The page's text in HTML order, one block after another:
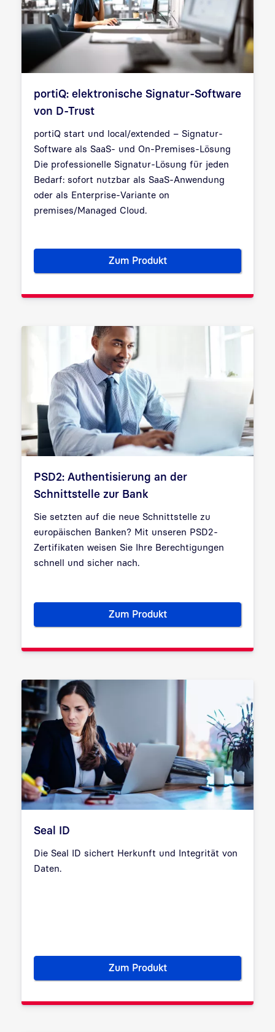
portiQ: elektronische Signatur-Software
von D-Trust
portiQ start und local/extended – Signatur-
Software als SaaS- und On-Premises-Lösung
Die professionelle Signatur-Lösung für jeden
Bedarf: sofort nutzbar als SaaS-Anwendung
oder als Enterprise-Variante on
premises/Managed Cloud.
Zum ProduktportiQ: elektronische
PSD2: Authentisierung an der
Schnittstelle zur Bank
Sie setzten auf die neue Schnittstelle zu
europäischen Banken? Mit unseren PSD2-
Zertifikaten weisen Sie Ihre Berechtigungen
schnell und sicher nach.
Zum ProduktPSD2: Authentisierung an
Seal ID
Die Seal ID sichert Herkunft und Integrität von
Daten.
Zum Produkt
Seal ID